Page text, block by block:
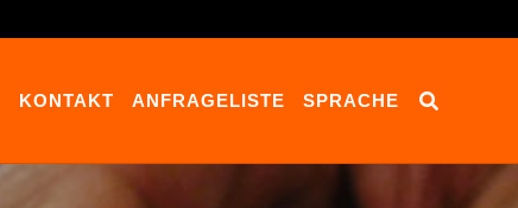
KONTAKT ANFRAGELISTE SPRACHE